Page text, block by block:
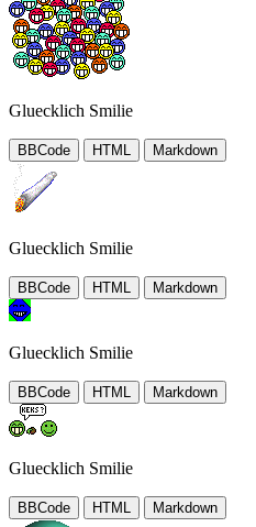
Gluecklich Smilie
BBCode HTML Markdown
Gluecklich Smilie
BBCode HTML Markdown
Gluecklich Smilie
BBCode HTML Markdown
Gluecklich Smilie
BBCode HTML Markdown